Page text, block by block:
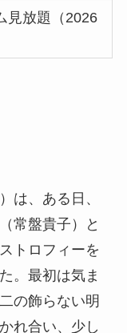
見放題（2026
は、ある日、
常盤貴子）と
トロフィーを
。最初は気ま
の飾らない明
れ合い、少し